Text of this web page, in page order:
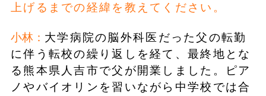
上げるまでの経緯を教えてください。
小林： 大学病院の脳外科医だった父の転勤
に伴う転校の繰り返しを経て、最終地とな
る熊本県人吉市で父が開業しました。ピア
ノやバイオリンを習いながら中学校では合